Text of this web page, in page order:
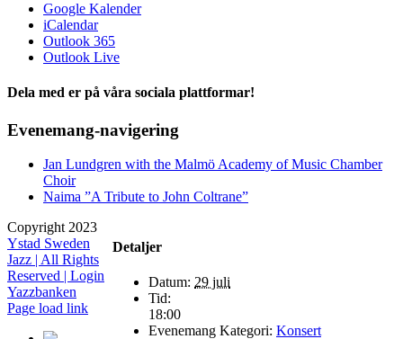
Google Kalender
iCalendar
Outlook 365
Outlook Live
Dela med er på våra sociala plattformar!
Facebook
X
Evenemang-navigering
Jan Lundgren with the Malmö Academy of Music Chamber
Choir
Naima ”A Tribute to John Coltrane”
Detaljer
Datum: 29 juli
Tid:
18:00
Evenemang Kategori: Konsert
Copyright 2023
Ystad Sweden
Jazz | All Rights
Reserved | Login
Yazzbanken
Facebook
X
Instagram
Page load link